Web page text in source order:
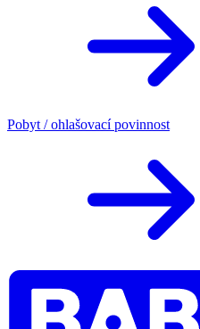
Pobyt / ohlašovací povinnost